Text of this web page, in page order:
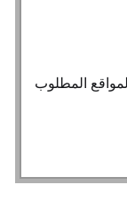
المطلوب